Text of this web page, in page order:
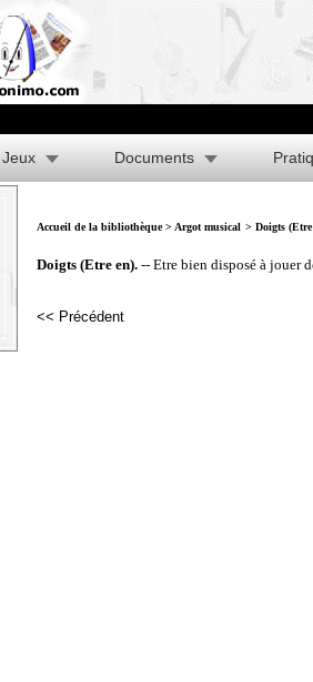
Jeux Documents
Accueil de la bibliothèque> Argot musical > Doigts
Doigts (Etre en). -- Etre bien disposé à jouer
<< Précédent